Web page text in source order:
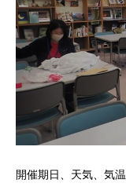
開催期日、天気、気温